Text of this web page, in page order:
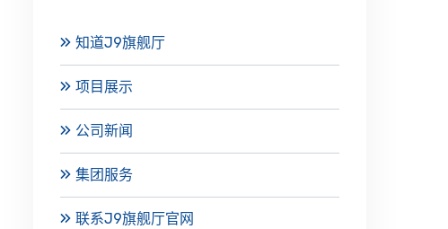
知道J9旗舰厅
项目展示
公司新闻
集团服务
联系J9旗舰厅官网